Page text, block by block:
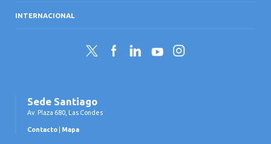
INTERNACIONAL
Twitter FacebookLinkedInYouTubeInstagram
Sede Santiago
Av. Plaza 680, Las Condes
Contacto Mapa